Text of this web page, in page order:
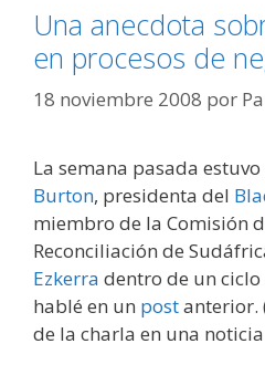
Una anecdota
en procesos de
18 noviembre 2008 por
La semana pasada
Burton, presidenta del
miembro de la Comisión
Reconciliación de
Ezkerra dentro de un
hablé en un postanterior.
de la charla en una